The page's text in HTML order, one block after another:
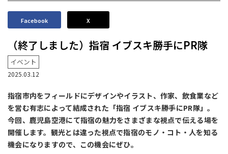
Facebook X
（終了しました）指宿 イブスキ勝手にPR隊
イベント
2025.03.12
指宿市内をフィールドにデザインやイラスト、作家、飲食業など
を営む有志によって結成された「指宿 イブスキ勝手にPR隊」。
今回、鹿児島空港にて指宿の魅力をさまざまな視点で伝える場を
開催します。観光とは違った視点で指宿のモノ・コト・人を知る
機会になりますので、この機会にぜひ。